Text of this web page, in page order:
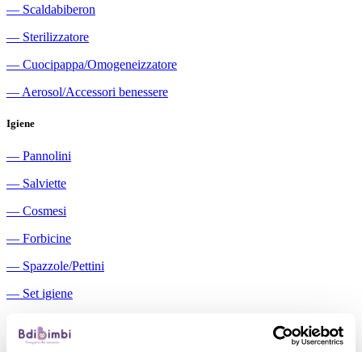
― Scaldabiberon
― Sterilizzatore
― Cuocipappa/Omogeneizzatore
― Aerosol/Accessori benessere
Igiene
― Pannolini
― Salviette
― Cosmesi
― Forbicine
― Spazzole/Pettini
― Set igiene
Aspiratori nasali manuali